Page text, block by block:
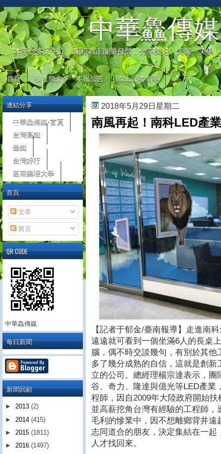
中華鱻傳媒
本平台多元中立，期盼為正能量發聲，分享美好、美麗、美學
首頁 報社簡介 本報公告 線上記者名單
2018年5月29日星期二
南風再起！南科LED產
【記者于郁金/臺南報導】走進南
遠遠就可看到一個坐滿6人的長桌
腦，偶不時交談幾句，有別於其
多了幾分成熟的自信，這就是創
立的公司。總經理楊宗達表示，
谷、奇力、隆達與億光等LED產業
程師，因自2009年大陸政府開始
並高薪挖角台灣有經驗的工程師
毛利的慘業中，因不想離鄉背井
志同道合的朋友，決定集結在一
人才找回來。
連結分享
中華鱻傳媒-首頁
台灣高鐵
臺鐵
台灣好行
嘉南藥理大學
首頁
文章
留言
QR CODE
中華鱻傳媒
每日新聞
新聞回顧
► 2013 (2)
► 2014 (415)
► 2015 (1811)
► 2016 (1497)